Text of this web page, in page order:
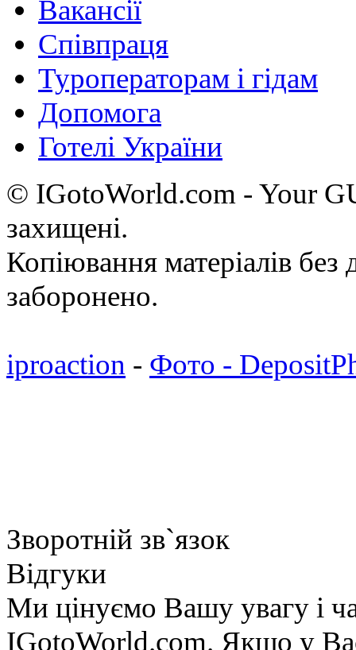
Вакансії
Співпраця
Туроператорам і гідам
Допомога
Готелі України
© IGotoWorld.com - Your
захищені.
Копіювання матеріалів без
заборонено.
iproaction - Фото -
Зворотній зв`язок
Відгуки
Ми цінуємо Вашу увагу і
IGotoWorld.com. Якщо у